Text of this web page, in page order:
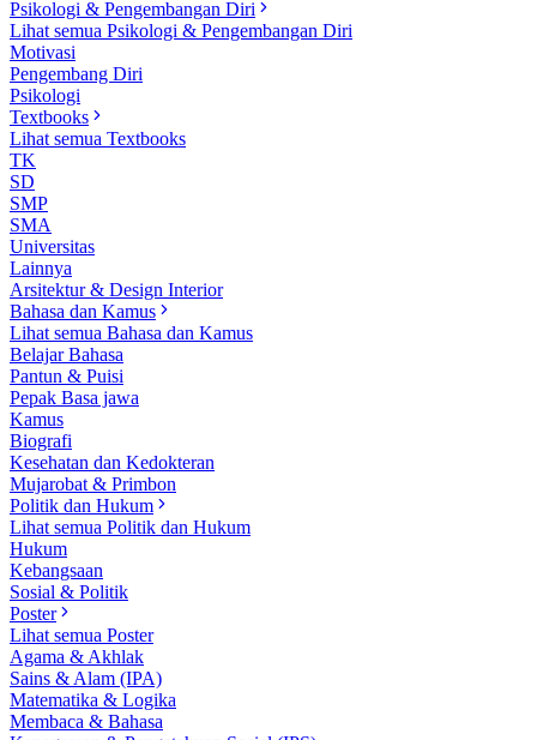
Psikologi & Pengembangan Diri
Lihat semua Psikologi & Pengembangan Diri
Motivasi
Pengembang Diri
Psikologi
Textbooks
Lihat semua Textbooks
TK
SD
SMP
SMA
Universitas
Lainnya
Arsitektur & Design Interior
Bahasa dan Kamus
Lihat semua Bahasa dan Kamus
Belajar Bahasa
Pantun & Puisi
Pepak Basa jawa
Kamus
Biografi
Kesehatan dan Kedokteran
Mujarobat & Primbon
Politik dan Hukum
Lihat semua Politik dan Hukum
Hukum
Kebangsaan
Sosial & Politik
Poster
Lihat semua Poster
Agama & Akhlak
Sains & Alam (IPA)
Matematika & Logika
Membaca & Bahasa